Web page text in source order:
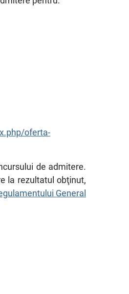
oferta-
de admitere.
la rezultatul obţinut,
General